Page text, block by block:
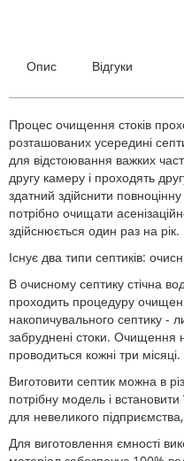
Опис Відгуки
Процес очищення стоків
розташованих усередині
для відстоювання важких
другу камеру і проходять
здатний здійснити
потрібно очищати
здійснюється один раз на рік.
Існує два типи септиків:
В очисному септику стічна
проходить процедуру
накопичувального септику -
забруднені стоки. Очищення
проводиться кожні три місяці.
Виготовити септик можна в
потрібну модель і встановити
для невеликого
Для виготовлення ємності